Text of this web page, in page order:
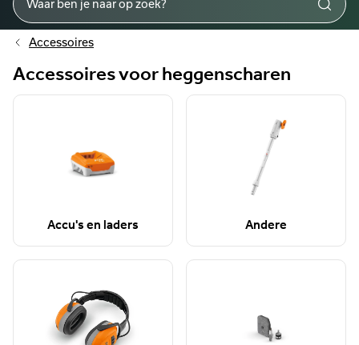
Accessoires
Accessoires voor heggenscharen
Accu's en laders Andere